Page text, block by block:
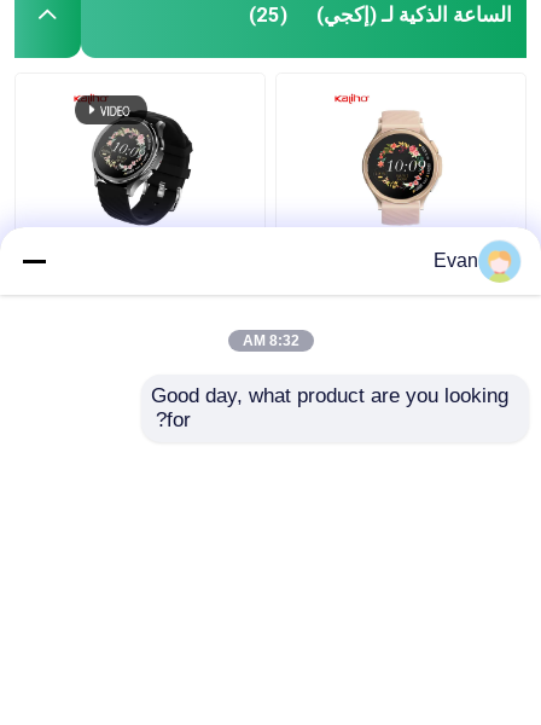
الساعة الذكية لـ (إكجي) (25)
لغرفة اللياقة البدنية
الطلق شاشة لمسة كاملة
مراقبة معدل ضربات
القلب
Evan
8:32 AM
Good day, what product are you looking
for?